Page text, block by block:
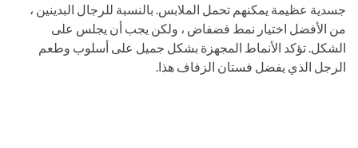
جسدية عظيمة يمكنهم تحمل الملابس. بالنسبة للرجال البدينين ،
من الأفضل اختيار نمط فضفاض ، ولكن يجب أن يجلس على
الشكل. تؤكد الأنماط المجهزة بشكل جميل على أسلوب وطعم
الرجل الذي يفضل فستان الزفاف هذا.